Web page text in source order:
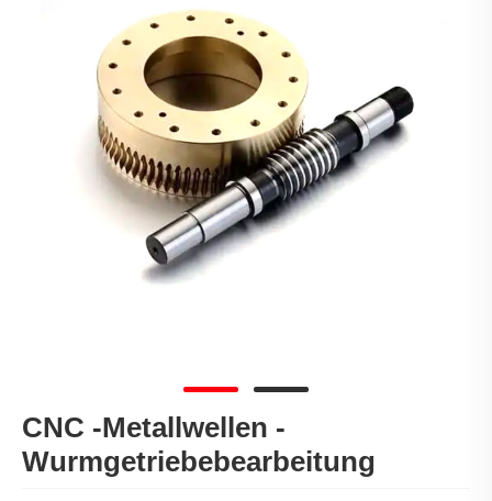
CNC -Metallwellen -
Wurmgetriebebearbeitung